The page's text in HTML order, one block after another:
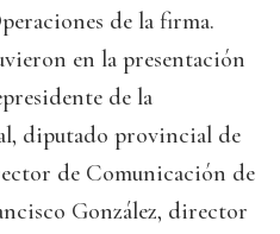
de la firma.
en la presentación
de la
diputado provincial de
de Comunicación de
González, director